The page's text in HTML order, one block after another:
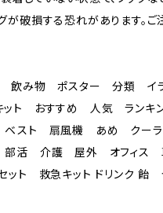
が破損する恐れがあります。ご
飲み物 ポスター 分類 イ
ット おすすめ 人気 ランキ
スト 扇風機 あめ クーラ
活 介護 屋外 オフィス
ット 救急キット ドリンク 飴